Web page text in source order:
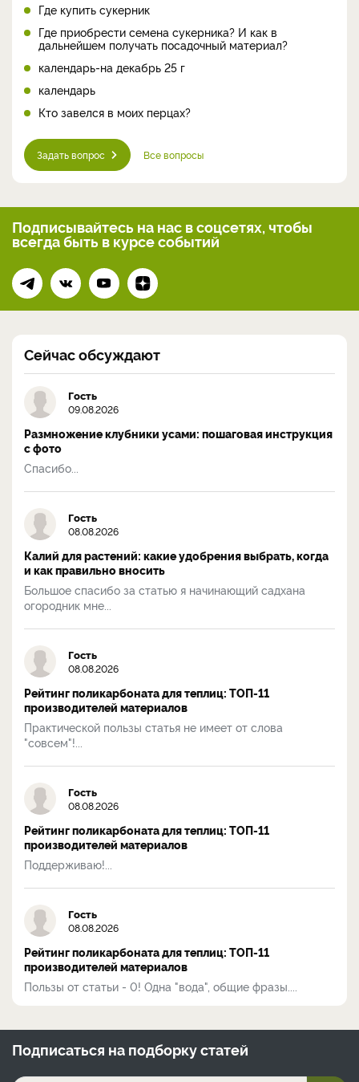
Где купить сукерник
Где приобрести семена сукерника? И как в
дальнейшем получать посадочный материал?
календарь-на декабрь 25 г
календарь
Кто завелся в моих перцах?
Задать вопрос Все вопросы
Подписывайтесь на нас в соцсетях, чтобы
всегдабыть в курсе событий
Сейчас обсуждают
Гость
09.08.2026
Размножение клубники усами: пошаговая инструкция
с фото
Спасибо...
Гость
08.08.2026
Калий для растений: какие удобрения выбрать, когда
и как правильно вносить
Большое спасибо за статью я начинающий садхана
огородник мне...
Гость
08.08.2026
Рейтинг поликарбоната для теплиц: ТОП-11
производителей материалов
Практической пользы статья не имеет от слова
"совсем"!...
Гость
08.08.2026
Рейтинг поликарбоната для теплиц: ТОП-11
производителей материалов
Поддерживаю!...
Гость
08.08.2026
Рейтинг поликарбоната для теплиц: ТОП-11
производителей материалов
Пользы от статьи - 0! Одна "вода", общие фразы....
Подписаться на подборку статей